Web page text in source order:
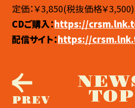
定価：￥3,850(税抜価格￥3,500)
CDご購入：https://
配信サイト：https://
PREV TOP